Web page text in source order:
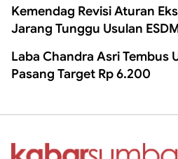
Kemendag Revisi Aturan
Jarang Tunggu Usulan
Laba Chandra Asri Tembus
Pasang Target Rp 6.200